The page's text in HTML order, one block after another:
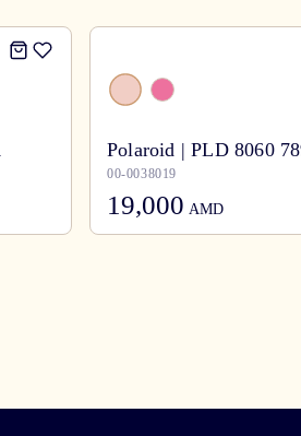
Polaroid | PLD 8060
00-0038019
19,000 AMD